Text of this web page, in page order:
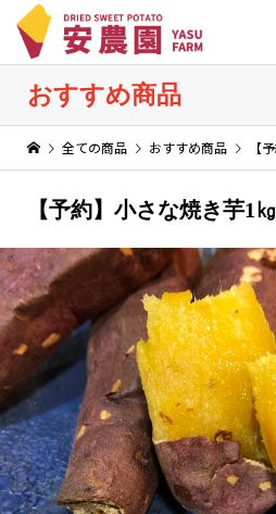
おすすめ商品
全ての商品 おすすめ商品 【
【予約】小さな焼き芋1㎏